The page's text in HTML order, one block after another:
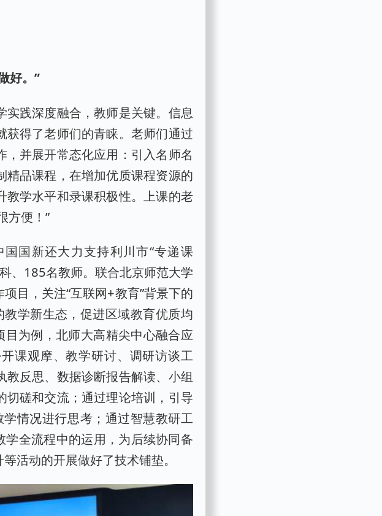
好。”
践深度融合，教师是关键。信息
得了老师们的青睐。老师们通过
并展开常态化应用：引入名师名
品课程，在增加优质课程资源的
学水平和录课积极性。上课的老
方便！”
国新还大力支持利川市“专递课
、185名教师。联合北京师范大学
目，关注“互联网+教育”背景下的
学新生态，促进区域教育优质均
为例，北师大高精尖中心融合应
课观摩、教学研讨、调研访谈工
反思、数据诊断报告解读、小组
磋和交流；通过理论培训，引导
情况进行思考；通过智慧教研工
全流程中的运用，为后续协同备
活动的开展做好了技术铺垫。